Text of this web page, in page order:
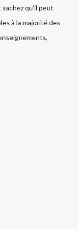
qu'il peut
à la majorité des